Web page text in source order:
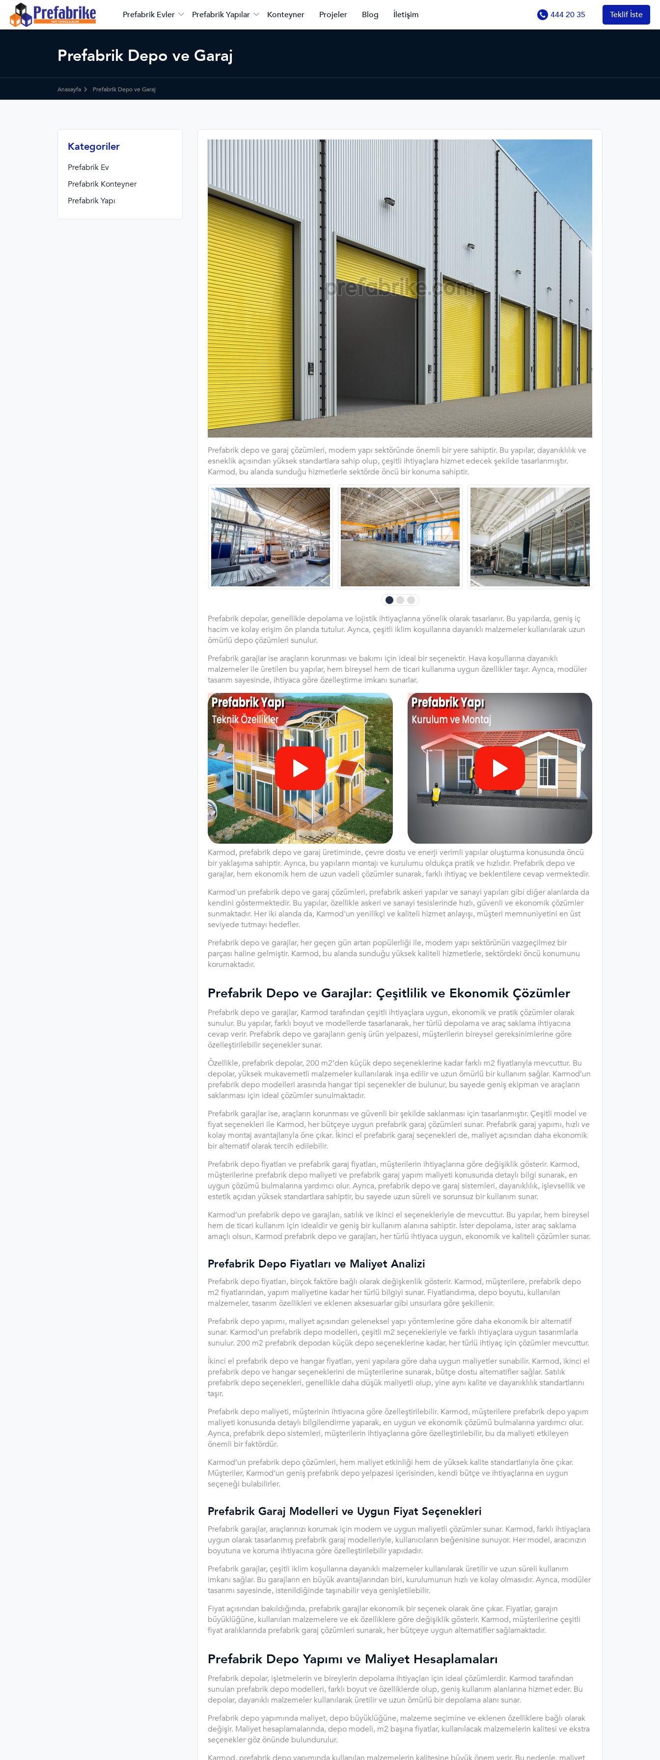
Prefabrik Evler Prefabrik Yapılar Konteyner Projeler Blog İletişim 444 20 35 Teklif İste
Prefabrik Depo ve Garaj
Anasayfa Prefabrik Depo ve Garaj
Kategoriler
Prefabrik Ev
Prefabrik Konteyner
Prefabrik Yapı
Prefabrik depo ve garaj çözümleri, modern yapı sektöründe önemli bir yere sahiptir. Bu yapılar, dayanıklılık ve
esneklik açısından yüksek standartlara sahip olup, çeşitli ihtiyaçlara hizmet edecek şekilde tasarlanmıştır.
Karmod, bu alanda sunduğu hizmetlerle sektörde öncü bir konuma sahiptir.
Prefabrik depolar, genellikle depolama ve lojistik ihtiyaçlarına yönelik olarak tasarlanır. Bu yapılarda, geniş iç
hacim ve kolay erişim ön planda tutulur. Ayrıca, çeşitli iklim koşullarına dayanıklı malzemeler kullanılarak uzun
ömürlü depo çözümleri sunulur.
Prefabrik garajlar ise araçların korunması ve bakımı için ideal bir seçenektir. Hava koşullarına dayanıklı
malzemeler ile üretilen bu yapılar, hem bireysel hem de ticari kullanıma uygun özellikler taşır. Ayrıca, modüler
tasarım sayesinde, ihtiyaca göre özelleştirme imkanı sunarlar.
Karmod, prefabrik depo ve garaj üretiminde, çevre dostu ve enerji verimli yapılar oluşturma konusunda öncü
bir yaklaşıma sahiptir. Ayrıca, bu yapıların montajı ve kurulumu oldukça pratik ve hızlıdır. Prefabrik depo ve
garajlar, hem ekonomik hem de uzun vadeli çözümler sunarak, farklı ihtiyaç ve beklentilere cevap vermektedir.
Karmod'un prefabrik depo ve garaj çözümleri, prefabrik askeri yapılar ve sanayi yapıları gibi diğer alanlarda da
kendini göstermektedir. Bu yapılar, özellikle askeri ve sanayi tesislerinde hızlı, güvenli ve ekonomik çözümler
sunmaktadır. Her iki alanda da, Karmod'un yenilikçi ve kaliteli hizmet anlayışı, müşteri memnuniyetini en üst
seviyede tutmayı hedefler.
Prefabrik depo ve garajlar, her geçen gün artan popülerliği ile, modern yapı sektörünün vazgeçilmez bir
parçası haline gelmiştir. Karmod, bu alanda sunduğu yüksek kaliteli hizmetlerle, sektördeki öncü konumunu
korumaktadır.
Prefabrik Depo ve Garajlar: Çeşitlilik ve Ekonomik Çözümler
Prefabrik depo ve garajlar, Karmod tarafından çeşitli ihtiyaçlara uygun, ekonomik ve pratik çözümler olarak
sunulur. Bu yapılar, farklı boyut ve modellerde tasarlanarak, her türlü depolama ve araç saklama ihtiyacına
cevap verir. Prefabrik depo ve garajların geniş ürün yelpazesi, müşterilerin bireysel gereksinimlerine göre
özelleştirilebilir seçenekler sunar.
Özellikle, prefabrik depolar, 200 m2’den küçük depo seçeneklerine kadar farklı m2 fiyatlarıyla mevcuttur. Bu
depolar, yüksek mukavemetli malzemeler kullanılarak inşa edilir ve uzun ömürlü bir kullanım sağlar. Karmod’un
prefabrik depo modelleri arasında hangar tipi seçenekler de bulunur, bu sayede geniş ekipman ve araçların
saklanması için ideal çözümler sunulmaktadır.
Prefabrik garajlar ise, araçların korunması ve güvenli bir şekilde saklanması için tasarlanmıştır. Çeşitli model ve
fiyat seçenekleri ile Karmod, her bütçeye uygun prefabrik garaj çözümleri sunar. Prefabrik garaj yapımı, hızlı ve
kolay montaj avantajlarıyla öne çıkar. İkinci el prefabrik garaj seçenekleri de, maliyet açısından daha ekonomik
bir alternatif olarak tercih edilebilir.
Prefabrik depo fiyatları ve prefabrik garaj fiyatları, müşterilerin ihtiyaçlarına göre değişiklik gösterir. Karmod,
müşterilerine prefabrik depo maliyeti ve prefabrik garaj yapım maliyeti konusunda detaylı bilgi sunarak, en
uygun çözümü bulmalarına yardımcı olur. Ayrıca, prefabrik depo ve garaj sistemleri, dayanıklılık, işlevsellik ve
estetik açıdan yüksek standartlara sahiptir, bu sayede uzun süreli ve sorunsuz bir kullanım sunar.
Karmod’un prefabrik depo ve garajları, satılık ve ikinci el seçenekleriyle de mevcuttur. Bu yapılar, hem bireysel
hem de ticari kullanım için idealdir ve geniş bir kullanım alanına sahiptir. İster depolama, ister araç saklama
amaçlı olsun, Karmod prefabrik depo ve garajları, her türlü ihtiyaca uygun, ekonomik ve kaliteli çözümler sunar.
Prefabrik Depo Fiyatları ve Maliyet Analizi
Prefabrik depo fiyatları, birçok faktöre bağlı olarak değişkenlik gösterir. Karmod, müşterilere, prefabrik depo
m2 fiyatlarından, yapım maliyetine kadar her türlü bilgiyi sunar. Fiyatlandırma, depo boyutu, kullanılan
malzemeler, tasarım özellikleri ve eklenen aksesuarlar gibi unsurlara göre şekillenir.
Prefabrik depo yapımı, maliyet açısından geleneksel yapı yöntemlerine göre daha ekonomik bir alternatif
sunar. Karmod’un prefabrik depo modelleri, çeşitli m2 seçenekleriyle ve farklı ihtiyaçlara uygun tasarımlarla
sunulur. 200 m2 prefabrik depodan küçük depo seçeneklerine kadar, her türlü ihtiyaç için çözümler mevcuttur.
İkinci el prefabrik depo ve hangar fiyatları, yeni yapılara göre daha uygun maliyetler sunabilir. Karmod, ikinci el
prefabrik depo ve hangar seçeneklerini de müşterilerine sunarak, bütçe dostu alternatifler sağlar. Satılık
prefabrik depo seçenekleri, genellikle daha düşük maliyetli olup, yine aynı kalite ve dayanıklılık standartlarını
taşır.
Prefabrik depo maliyeti, müşterinin ihtiyacına göre özelleştirilebilir. Karmod, müşterilere prefabrik depo yapım
maliyeti konusunda detaylı bilgilendirme yaparak, en uygun ve ekonomik çözümü bulmalarına yardımcı olur.
Ayrıca, prefabrik depo sistemleri, müşterilerin ihtiyaçlarına göre özelleştirilebilir, bu da maliyeti etkileyen
önemli bir faktördür.
Karmod’un prefabrik depo çözümleri, hem maliyet etkinliği hem de yüksek kalite standartlarıyla öne çıkar.
Müşteriler, Karmod’un geniş prefabrik depo yelpazesi içerisinden, kendi bütçe ve ihtiyaçlarına en uygun
seçeneği bulabilirler.
Prefabrik Garaj Modelleri ve Uygun Fiyat Seçenekleri
Prefabrik garajlar, araçlarınızı korumak için modern ve uygun maliyetli çözümler sunar. Karmod, farklı ihtiyaçlara
uygun olarak tasarlanmış prefabrik garaj modelleriyle, kullanıcıların beğenisine sunuyor. Her model, aracınızın
boyutuna ve koruma ihtiyacına göre özelleştirilebilir yapıdadır.
Prefabrik garajlar, çeşitli iklim koşullarına dayanıklı malzemeler kullanılarak üretilir ve uzun süreli kullanım
imkanı sağlar. Bu garajların en büyük avantajlarından biri, kurulumunun hızlı ve kolay olmasıdır. Ayrıca, modüler
tasarımı sayesinde, istenildiğinde taşınabilir veya genişletilebilir.
Fiyat açısından bakıldığında, prefabrik garajlar ekonomik bir seçenek olarak öne çıkar. Fiyatlar, garajın
büyüklüğüne, kullanılan malzemelere ve ek özelliklere göre değişiklik gösterir. Karmod, müşterilerine çeşitli
fiyat aralıklarında prefabrik garaj çözümleri sunarak, her bütçeye uygun alternatifler sağlamaktadır.
Prefabrik Depo Yapımı ve Maliyet Hesaplamaları
Prefabrik depolar, işletmelerin ve bireylerin depolama ihtiyaçları için ideal çözümlerdir. Karmod tarafından
sunulan prefabrik depo modelleri, farklı boyut ve özelliklerde olup, geniş kullanım alanlarına hizmet eder. Bu
depolar, dayanıklı malzemeler kullanılarak üretilir ve uzun ömürlü bir depolama alanı sunar.
Prefabrik depo yapımında maliyet, depo büyüklüğüne, malzeme seçimine ve eklenen özelliklere bağlı olarak
değişir. Maliyet hesaplamalarında, depo modeli, m2 başına fiyatlar, kullanılacak malzemelerin kalitesi ve ekstra
seçenekler göz önünde bulundurulur.